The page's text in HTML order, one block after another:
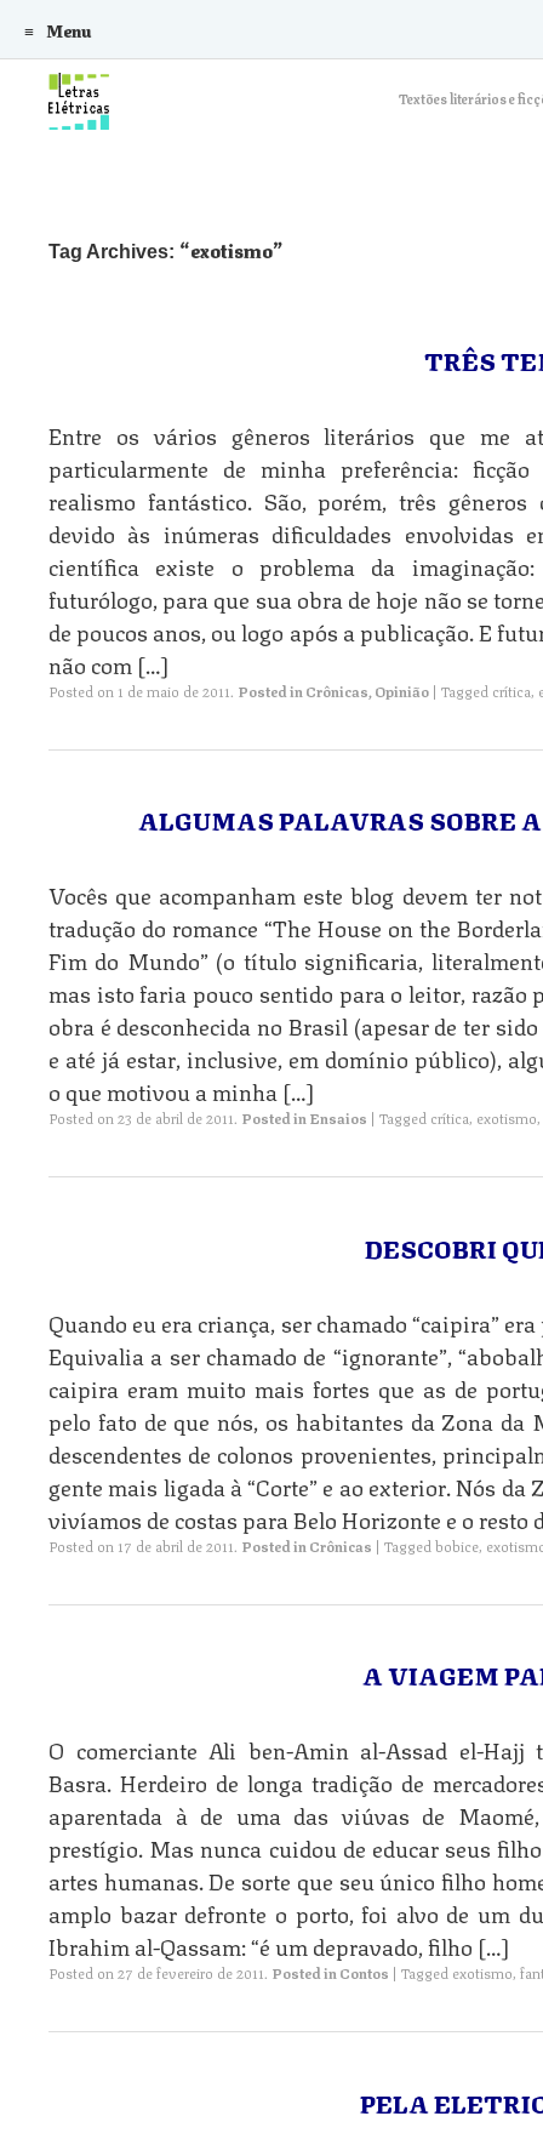
Textões literários e
Menu
Skip to content
Tag Archives: exotismo
TRÊS
Entre os vários gêneros literários que me
particularmente de minha preferência:
realismo fantástico. São, porém, três
devido às inúmeras dificuldades envolvidas
científica existe o problema da
futurólogo, para que sua obra de hoje não se
de poucos anos, ou logo após a publicação. E
não com […]
Posted on 1 de maio de 2011. Posted in Crônicas, Opinião | Tagged crítica,
ALGUMAS PALAVRAS SOBRE
Vocês que acompanham este blog devem ter
tradução do romance “The House on the
Fim do Mundo” (o título significaria,
mas isto faria pouco sentido para o leitor, razão
obra é desconhecida no Brasil (apesar de ter
e até já estar, inclusive, em domínio público),
o que motivou a minha […]
Posted on23 de abril de 2011. Posted inEnsaios | Tagged crítica, exotismo,
DESCOBRI
Quando eu era criança, ser chamado “caipira”
Equivalia a ser chamado de “ignorante”,
caipira eram muito mais fortes que as de
pelo fato de que nós, os habitantes da Zona da
descendentes de colonos provenientes,
gente mais ligada à “Corte” e ao exterior. Nós
vivíamos de costas para Belo Horizonte e o resto
Posted on 17 de abril de 2011. Posted in Crônicas | Tagged bobice,
A VIAGEM
O comerciante Ali ben-Amin al-Assad el-
Basra. Herdeiro de longa tradição de
aparentada à de uma das viúvas de
prestígio. Mas nunca cuidou de educar seus
artes humanas. De sorte que seu único filho
amplo bazar defronte o porto, foi alvo de um
Ibrahim al-Qassam: “é um depravado, filho […]
Posted on27 de fevereiro de 2011. Posted inContos | Tagged exotismo,
PELA